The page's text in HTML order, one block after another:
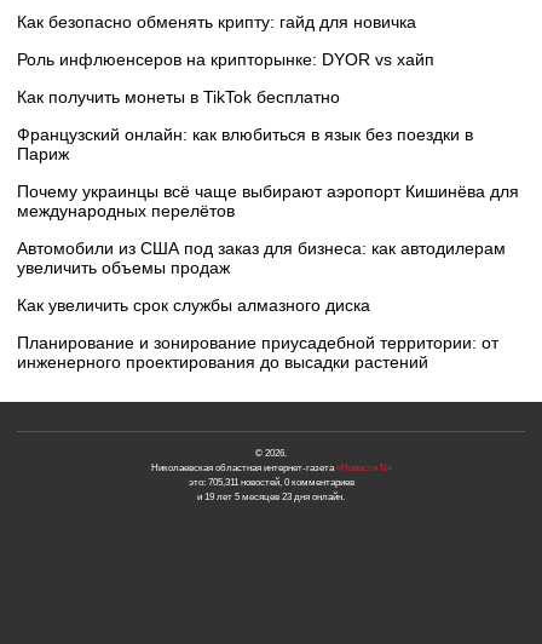
Как безопасно обменять крипту: гайд для новичка
Роль инфлюенсеров на крипторынке: DYOR vs хайп
Как получить монеты в TikTok бесплатно
Французский онлайн: как влюбиться в язык без поездки в
Париж
Почему украинцы всё чаще выбирают аэропорт Кишинёва для
международных перелётов
Автомобили из США под заказ для бизнеса: как автодилерам
увеличить объемы продаж
Как увеличить срок службы алмазного диска
Планирование и зонирование приусадебной территории: от
инженерного проектирования до высадки растений
© 2026.
Николаевская областная интернет-газета «Новости N»
это: 705,311 новостей, 0 комментариев
и 19 лет 5 месяцев 23 дня онлайн.